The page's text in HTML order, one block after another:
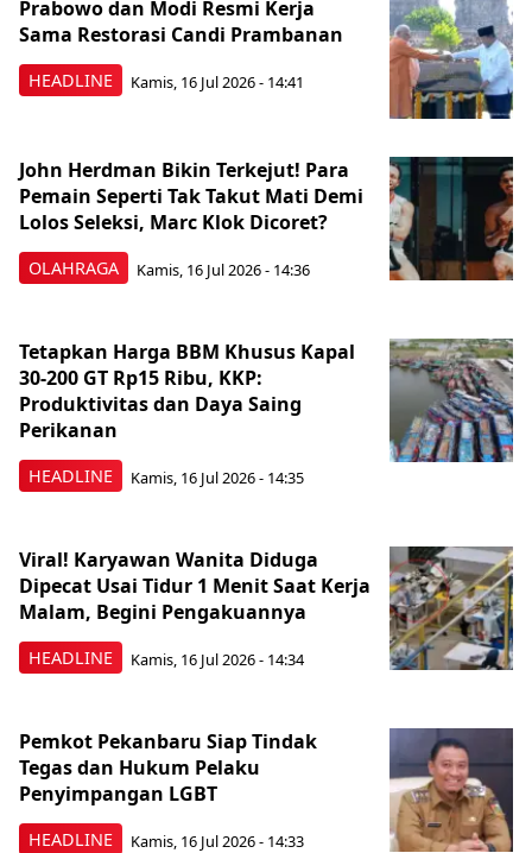
HEADLINE
Prabowo dan Modi Resmi Kerja
Sama Restorasi Candi Prambanan
Kamis, 16 Jul 2026 - 14:41
OLAHRAGA
John Herdman Bikin Terkejut! Para
Pemain Seperti Tak Takut Mati Demi
Lolos Seleksi, Marc Klok Dicoret?
Kamis, 16 Jul 2026 - 14:36
HEADLINE
Tetapkan Harga BBM Khusus Kapal
30-200 GT Rp15 Ribu, KKP:
Produktivitas dan Daya Saing
Perikanan
Kamis, 16 Jul 2026 - 14:35
HEADLINE
Viral! Karyawan Wanita Diduga
Dipecat Usai Tidur 1 Menit Saat Kerja
Malam, Begini Pengakuannya
Kamis, 16 Jul 2026 - 14:34
HEADLINE
Pemkot Pekanbaru Siap Tindak
Tegas dan Hukum Pelaku
Penyimpangan LGBT
Kamis, 16 Jul 2026 - 14:33